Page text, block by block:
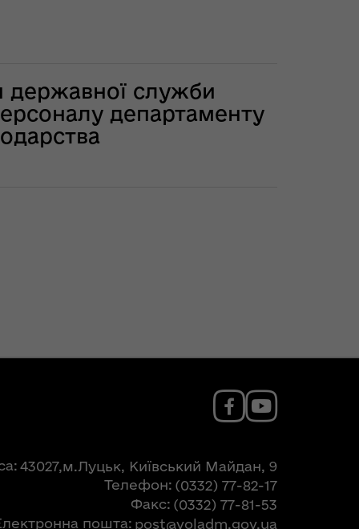
державної служби
департаменту
43027,м.Луцьк, Київський Майдан, 9
Телефон (0332) 77-82-17
Факс (0332) 77-81-53
пошта post@voladm.gov.ua